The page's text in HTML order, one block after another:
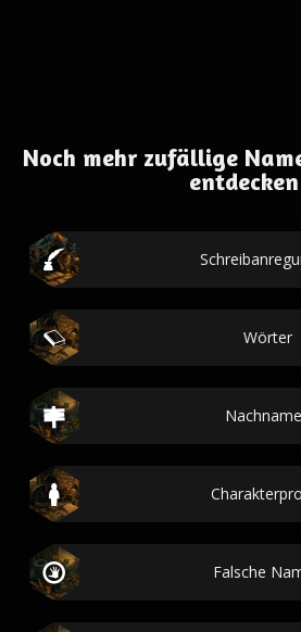
Noch mehr zufällige
entdecken
Wörter
Falsche